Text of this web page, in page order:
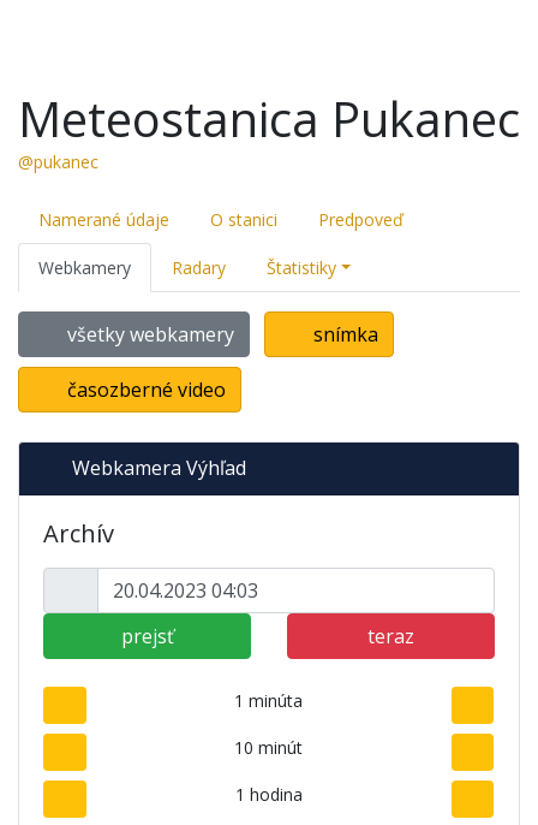
Meteostanica Pukanec
@pukanec
Namerané údaje O stanici Predpoveď
Webkamery Radary Štatistiky
všetky webkamery snímka
časozberné video
Webkamera Výhľad
Archív
prejsť teraz
1 minúta
10 minút
1 hodina